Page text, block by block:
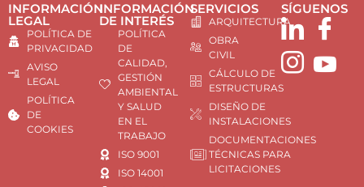
INFORMACIÓN
LEGAL
POLÍTICA DE
PRIVACIDAD
AVISO
LEGAL
POLÍTICA
DE
COOKIES
INFORMACIÓN
DE INTERÉS
POLÍTICA
DE
CALIDAD,
GESTIÓN
AMBIENTAL
Y SALUD
EN EL
TRABAJO
ISO 9001
ISO 14001
SERVICIOS
ARQUITECTURA
OBRA
CIVIL
CÁLCULO DE
ESTRUCTURAS
DISEÑO DE
INSTALACIONES
DOCUMENTACIONES
TÉCNICAS PARA
LICITACIONES
SÍGUENOS